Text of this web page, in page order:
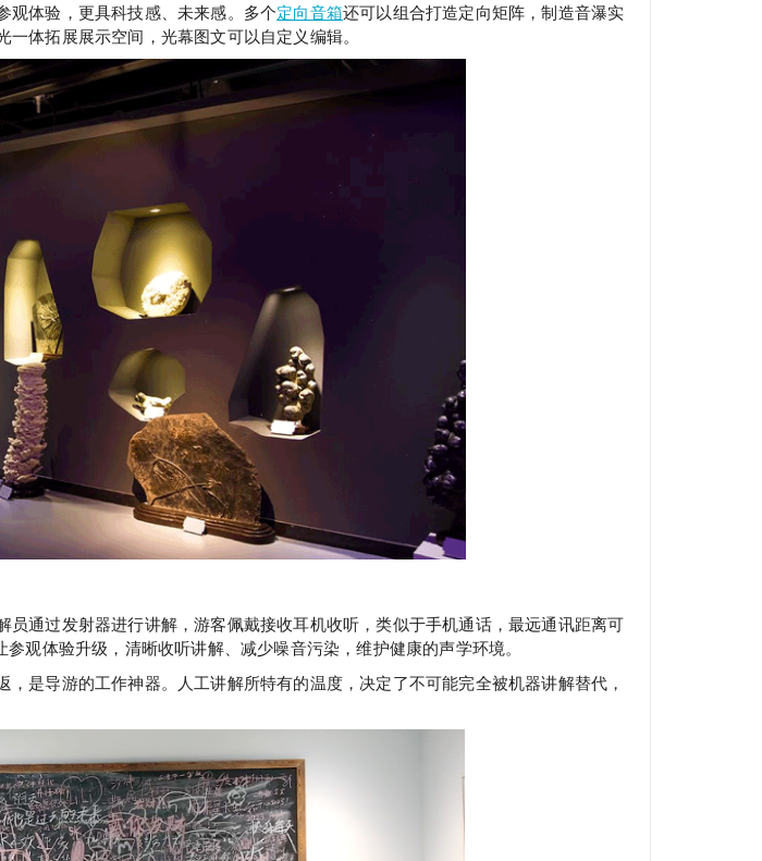
观体验，更具科技感、未来感。多个定向音箱还可以组合打造定向矩阵，制造音瀑实
体拓展展示空间，光幕图文可以自定义编辑。
通过发射器进行讲解，游客佩戴接收耳机收听，类似于手机通话，最远通讯距离可
观体验升级，清晰收听讲解、减少噪音污染，维护健康的声学环境。
是导游的工作神器。人工讲解所特有的温度，决定了不可能完全被机器讲解替代，